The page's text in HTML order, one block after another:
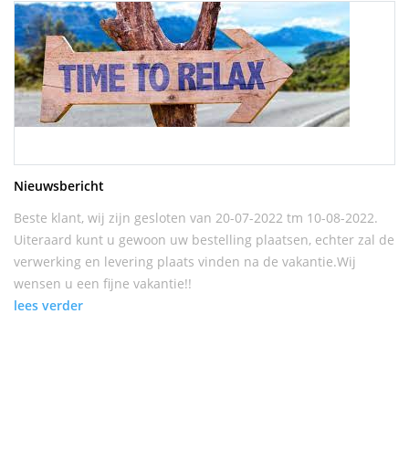
Nieuwsbericht
Beste klant, wij zijn gesloten van 20-07-2022 tm 10-08-2022.
Uiteraard kunt u gewoon uw bestelling plaatsen, echter zal de
verwerking en levering plaats vinden na de vakantie.Wij
wensen u een fijne vakantie!!
lees verder